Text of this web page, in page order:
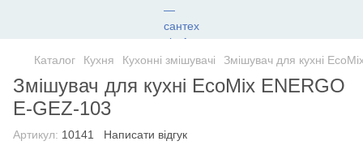
Каталог Кухня Кухонні змішувачі Змішувач для кухні
Змішувач для кухні EcoMix ENERGO
E-GEZ-103
Артикул: 10141 Написати відгук